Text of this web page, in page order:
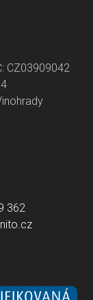
CZ03909042
362